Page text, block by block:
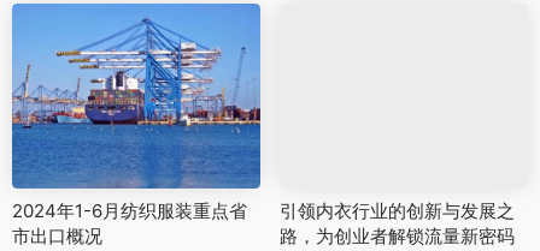
2024年1-6月纺织服装重点省
市出口概况
引领内衣行业的创新与发展之
路，为创业者解锁流量新密码